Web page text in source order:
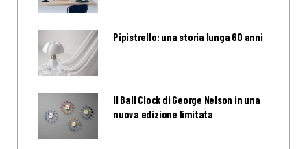
Pipistrello: una storia lunga 60 anni
Il Ball Clock di George Nelson in una
nuova edizione limitata